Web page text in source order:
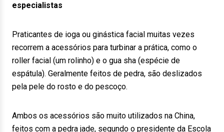
especialistas
Praticantes de ioga ou ginástica facial muitas vezes
recorrem a acessórios para turbinar a prática, como o
roller facial (um rolinho) e o gua sha (espécie de
espátula). Geralmente feitos de pedra, são deslizados
pela pele do rosto e do pescoço.
Ambos os acessórios são muito utilizados na China,
feitos com a pedra jade, segundo o presidente da Escola